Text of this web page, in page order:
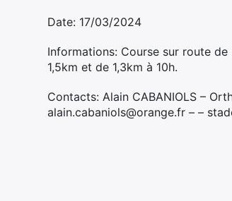
Date: 17/03/2024
Informations: Course sur route
1,5km et de 1,3km à 10h.
Contacts: Alain CABANIOLS –
alain.cabaniols@orange.fr – –